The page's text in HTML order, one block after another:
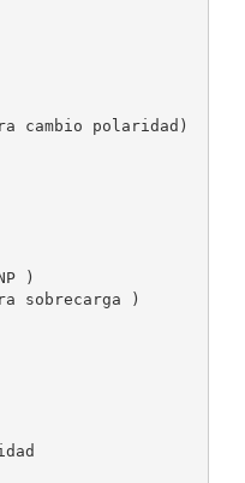
cambio polaridad)
)
sobrecarga )